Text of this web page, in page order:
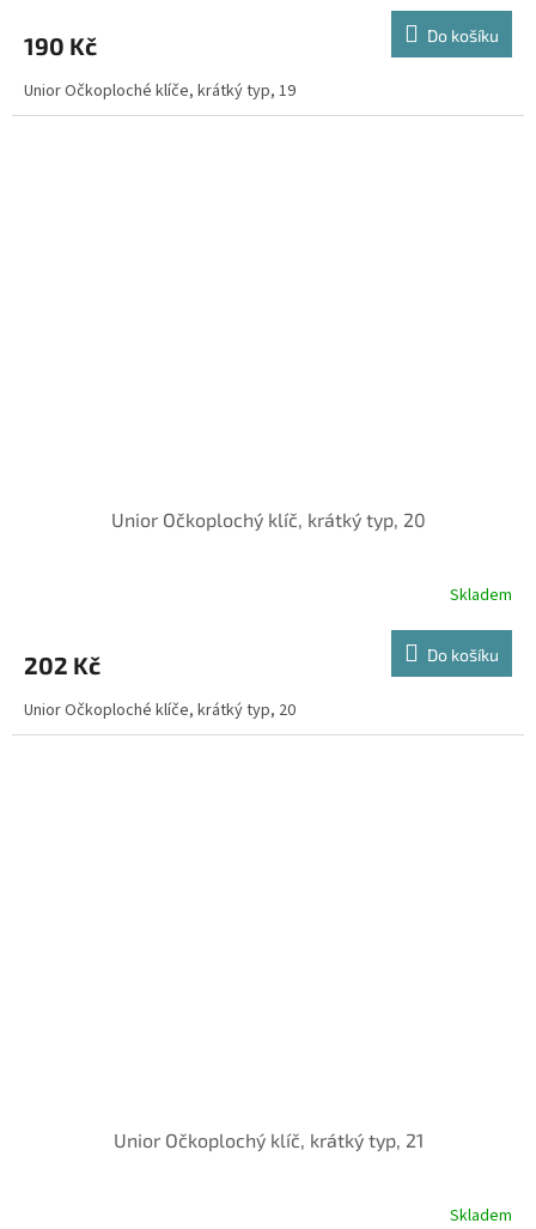
190 Kč Do košíku
Unior Očkoploché klíče, krátký typ, 19
Unior Očkoplochý klíč, krátký typ, 20
Skladem
202 Kč Do košíku
Unior Očkoploché klíče, krátký typ, 20
Unior Očkoplochý klíč, krátký typ, 21
Skladem